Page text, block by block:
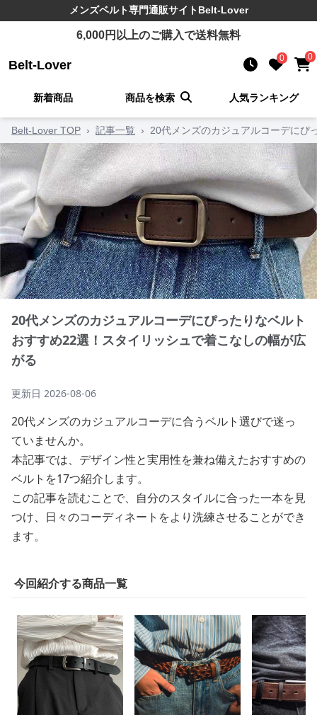
メンズベルト専門通販サイトBelt-Lover
6,000円以上のご購入で送料無料
Belt-Lover 0 0
新着商品 商品を検索 人気ランキング
Belt-Lover TOP › 記事一覧 › 20代メンズのカジュアルコーデにぴ
20代メンズのカジュアルコーデにぴったりなベルト
おすすめ22選！スタイリッシュで着こなしの幅が広
がる
更新日 2026-08-06
20代メンズのカジュアルコーデに合うベルト選びで迷っ
ていませんか。
本記事では、デザイン性と実用性を兼ね備えたおすすめの
ベルトを17つ紹介します。
この記事を読むことで、自分のスタイルに合った一本を見
つけ、日々のコーディネートをより洗練させることができ
ます。
今回紹介する商品一覧